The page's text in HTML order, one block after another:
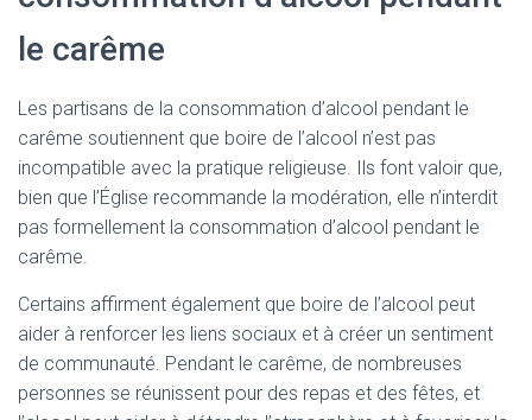
le carême
Les partisans de la consommation d’alcool pendant le
carême soutiennent que boire de l’alcool n’est pas
incompatible avec la pratique religieuse. Ils font valoir que,
bien que l’Église recommande la modération, elle n’interdit
pas formellement la consommation d’alcool pendant le
carême.
Certains affirment également que boire de l’alcool peut
aider à renforcer les liens sociaux et à créer un sentiment
de communauté. Pendant le carême, de nombreuses
personnes se réunissent pour des repas et des fêtes, et